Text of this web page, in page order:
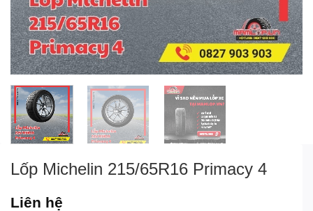
Lốp Michelin 215/65R16 Primacy 4
Liên hệ